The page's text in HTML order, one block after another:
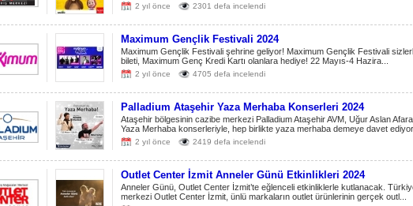
2 yıl önce 2301 defa incelendi
Maximum Gençlik Festivali 2024
Maximum Gençlik Festivali şehrine geliyor! Maximum Gençlik Festivali
bileti, Maximum Genç Kredi Kartı olanlara hediye! 22 Mayıs-4 Hazira...
2 yıl önce 4705 defa incelendi
Palladium Ataşehir Yaza Merhaba Konserleri 2024
Ataşehir bölgesinin cazibe merkezi Palladium Ataşehir AVM, Uğur Aslan
Yaza Merhaba konserleriyle, hep birlikte yaza merhaba demeye davet
2 yıl önce 2419 defa incelendi
Outlet Center İzmit Anneler Günü Etkinlikleri 2024
Anneler Günü, Outlet Center İzmit’te eğlenceli etkinliklerle kutlanacak.
merkezi Outlet Center İzmit, ünlü markaların outlet ürünlerinin gerçek outl...